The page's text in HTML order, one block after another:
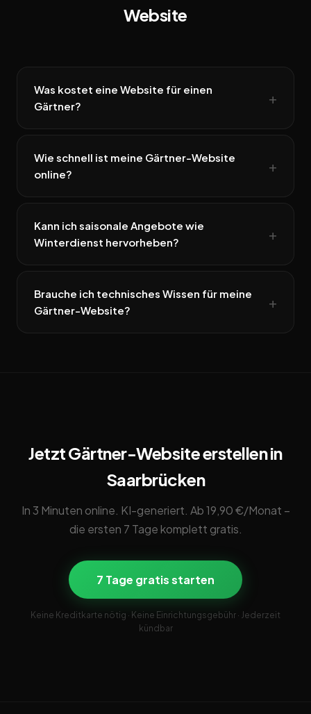
Website
Was kostet eine Website für einen
Gärtner?
Wie schnell ist meine Gärtner-Website
online?
Kann ich saisonale Angebote wie
Winterdienst hervorheben?
Brauche ich technisches Wissen für meine
Gärtner-Website?
Jetzt Gärtner-Website erstellen in
Saarbrücken
In 3 Minuten online. KI-generiert. Ab 19,90 €/Monat –
die ersten 7 Tage komplett gratis.
7 Tage gratis starten
Keine Kreditkarte nötig · Keine Einrichtungsgebühr · Jederzeit
kündbar